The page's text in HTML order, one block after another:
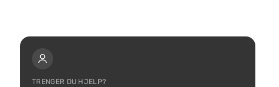
TRENGER DU HJELP?